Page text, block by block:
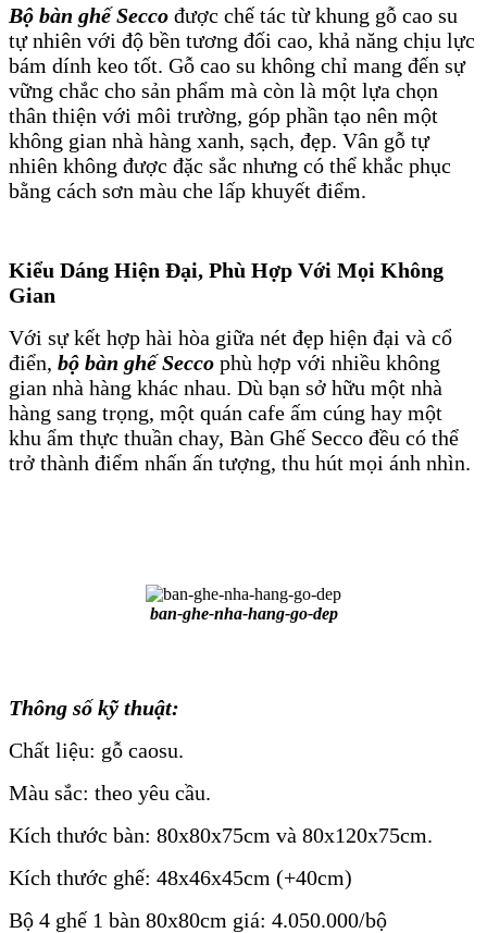
Bộ bàn ghế Secco được chế tác từ khung gỗ cao su
tự nhiên với độ bền tương đối cao, khả năng chịu lực
bám dính keo tốt. Gỗ cao su không chỉ mang đến sự
vững chắc cho sản phẩm mà còn là một lựa chọn
thân thiện với môi trường, góp phần tạo nên một
không gian nhà hàng xanh, sạch, đẹp. Vân gỗ tự
nhiên không được đặc sắc nhưng có thể khắc phục
bằng cách sơn màu che lấp khuyết điểm.
Kiểu Dáng Hiện Đại, Phù Hợp Với Mọi Không
Gian
Với sự kết hợp hài hòa giữa nét đẹp hiện đại và cổ
điển, bộ bàn ghế Secco phù hợp với nhiều không
gian nhà hàng khác nhau. Dù bạn sở hữu một nhà
hàng sang trọng, một quán cafe ấm cúng hay một
khu ẩm thực thuần chay, Bàn Ghế Secco đều có thể
trở thành điểm nhấn ấn tượng, thu hút mọi ánh nhìn.
ban-ghe-nha-hang-go-dep
Thông số kỹ thuật:
Chất liệu: gỗ caosu.
Màu sắc: theo yêu cầu.
Kích thước bàn: 80x80x75cm và 80x120x75cm.
Kích thước ghế: 48x46x45cm (+40cm)
Bộ 4 ghế 1 bàn 80x80cm giá: 4.050.000/bộ